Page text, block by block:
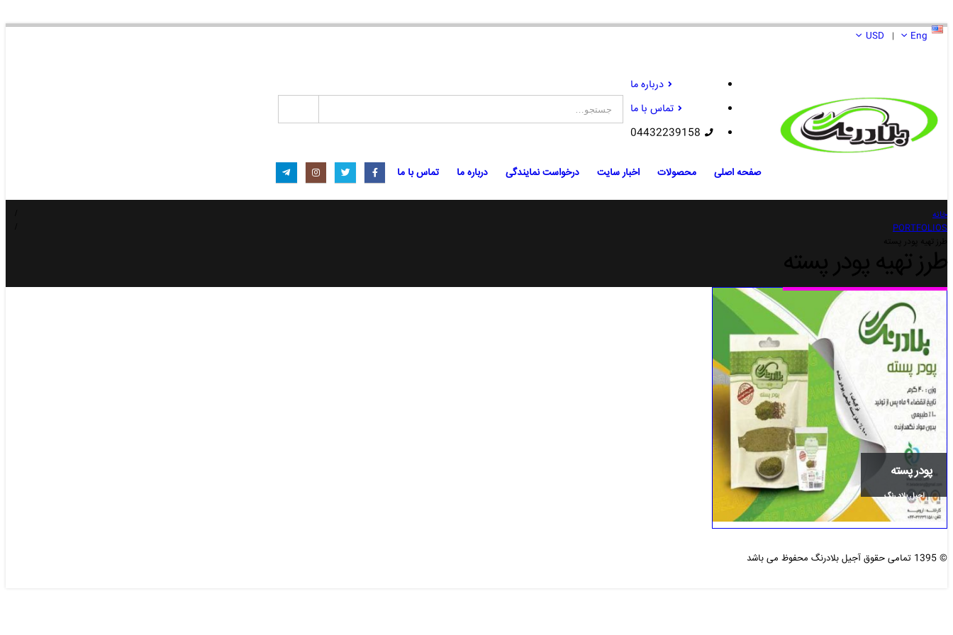
Eng
|
USD
درباره ما
تماس با ما
04432239158
صفحه اصلی محصولات اخبار سایت درخواست نمایندگی درباره ما تماس با ما
خانه
PORTFOLIOS
پودر پسته
آجیل بلاد رنگ
© 1395 تمامی حقوق آجیل بلادرنگ محفوظ می باشد